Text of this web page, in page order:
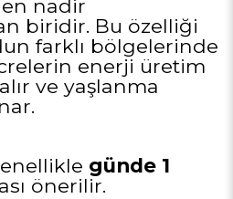
nadir
biridir. Bu özelliği
farklı bölgelerinde
enerji üretim
ve yaşlanma
günde 1
önerilir.